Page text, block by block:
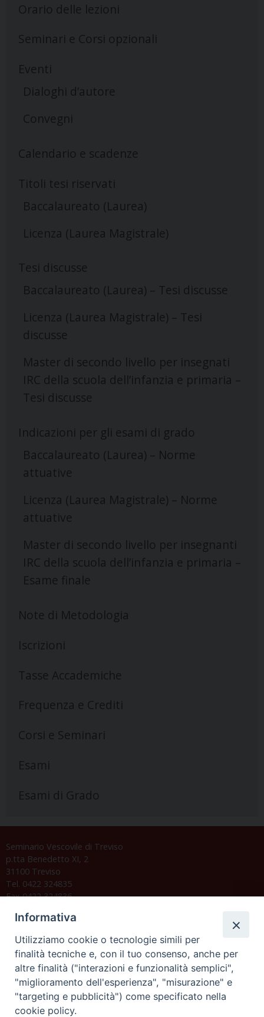
Orario delle lezioni
Seminari e Corsi opzionali
Eventi
Dialoghi d’autore
Convegni
Calendario e scadenze
Titoli tesi riservati
Baccalaureato (Laurea)
Licenza (Laurea Magistrale)
Tesi discusse
Baccalaureato (Laurea) – Tesi discusse
Licenza (Laurea Magistrale) – Tesi
discusse
Master di secondo livello per insegnati
IRC della scuola dell’infanzia e primaria –
Tesi discusse
Indicazioni per gli esami di grado
Baccalaureato (Laurea) – Norme
attuative
Licenza (Laurea Magistrale) – Norme
attuative
Master di secondo livello per insegnanti
IRC della scuola dell’infanzia e primaria –
Esame finale
Note di Metodologia
Iscrizioni
Tasse Accademiche
Frequenza e Crediti
Corsi e Seminari
Esami
Esami di Grado
Seminario Vescovile di Treviso
p.tta Benedetto XI, 2
31100 Treviso
Tel. 0422 324835
Fax 0422 324836
Orario di segreteria
Lunedì 17.30-19.30
Martedì 17.30-19.30
Informativa
Utilizziamo cookie o tecnologie simili per
finalità tecniche e, con il tuo consenso, anche per
altre finalità ("interazioni e funzionalità semplici",
"miglioramento dell'esperienza", "misurazione" e
"targeting e pubblicità") come specificato nella
cookie policy.